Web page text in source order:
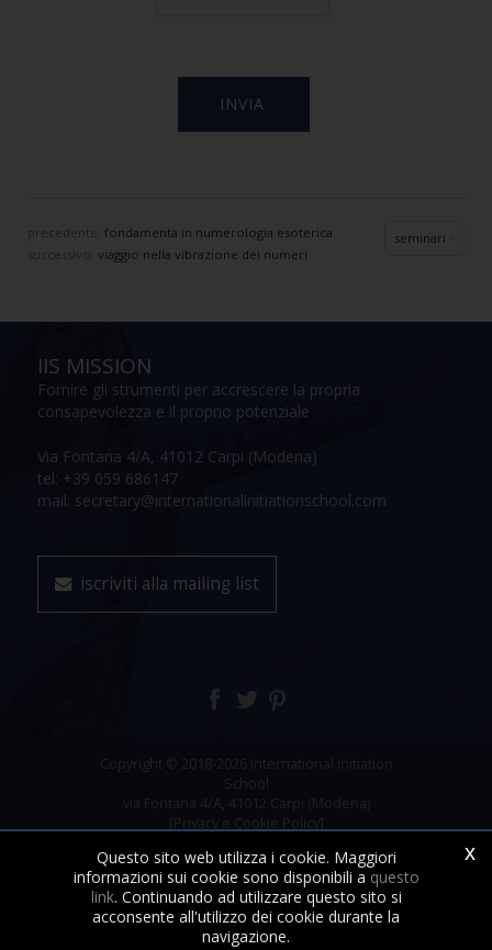
precedente: fondamenta in numerologia esoterica
viaggio nella vibrazione dei numeri
seminari
IIS MISSION
Fornire gli strumenti per accrescere la propria
consapevolezza e il proprio potenziale
Via Fontana 4/A, 41012 Carpi (Modena)
tel: +39 059 686147
mail: secretary@internationalinitiationschool.com
iscriviti alla mailing list
Copyright © 2018-2026 International Initiation
School
via Fontana 4/A, 41012 Carpi (Modena)
[Privacy e Cookie Policy]
x
Questo sito web utilizza i cookie. Maggiori
informazioni sui cookie sono disponibili a questo
link. Continuando ad utilizzare questo sito si
acconsente all'utilizzo dei cookie durante la
navigazione.